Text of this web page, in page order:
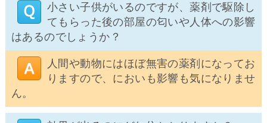
小さい子供がいるのですが、薬剤で駆除し
てもらった後の部屋の匂いや人体への影響
はあるのでしょうか？
人間や動物にはほぼ無害の薬剤になってお
りますので、においも影響も気になりませ
ん。